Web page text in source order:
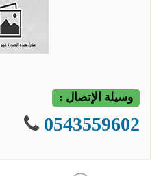
وسيلة الإتصال :
0543559602